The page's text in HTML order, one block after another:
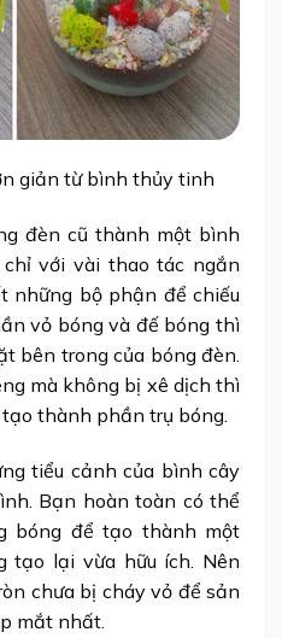
giản từ bình thủy tinh
đèn cũ thành một bình
chỉ với vài thao tác ngắn
những bộ phận để chiếu
vỏ bóng và đế bóng thì
bên trong của bóng đèn.
mà không bị xê dịch thì
thành phần trụ bóng.
tiểu cảnh của bình cây
Bạn hoàn toàn có thể
bóng để tạo thành một
tạo lại vừa hữu ích. Nên
chưa bị cháy vỏ để sản
mắt nhất.